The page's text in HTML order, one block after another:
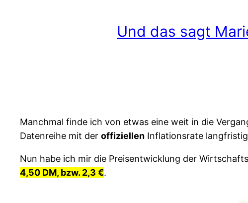
Und das sagt
Manchmal finde ich von etwas eine weit in die
Datenreihe mit der offiziellen Inflationsrate
Nun habe ich mir die Preisentwicklung der
4,50 DM, bzw. 2,3 €.